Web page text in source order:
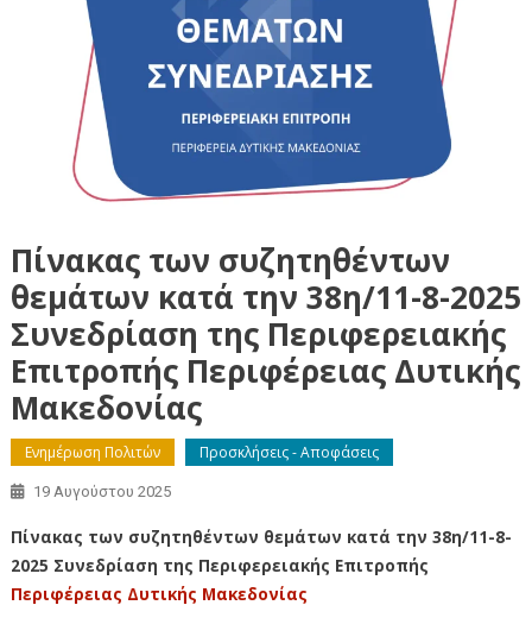
Πίνακας των συζητηθέντων
θεμάτων κατά την 38η/11-8-2025
Συνεδρίαση της Περιφερειακής
Επιτροπής Περιφέρειας Δυτικής
Μακεδονίας
Ενημέρωση Πολιτών Προσκλήσεις - Αποφάσεις
19 Αυγούστου 2025
Πίνακας των συζητηθέντων θεμάτων κατά την 38η/11-8-
2025 Συνεδρίαση της Περιφερειακής Επιτροπής
Περιφέρειας Δυτικής Μακεδονίας